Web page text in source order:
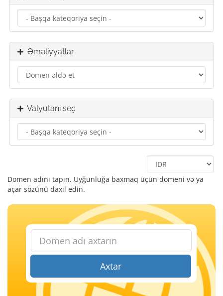
Əməliyyatlar
Valyutanı seç
Domen adını tapın. Uyğunluğa baxmaq üçün domeni və ya
açar sözünü daxil edin.
Axtar